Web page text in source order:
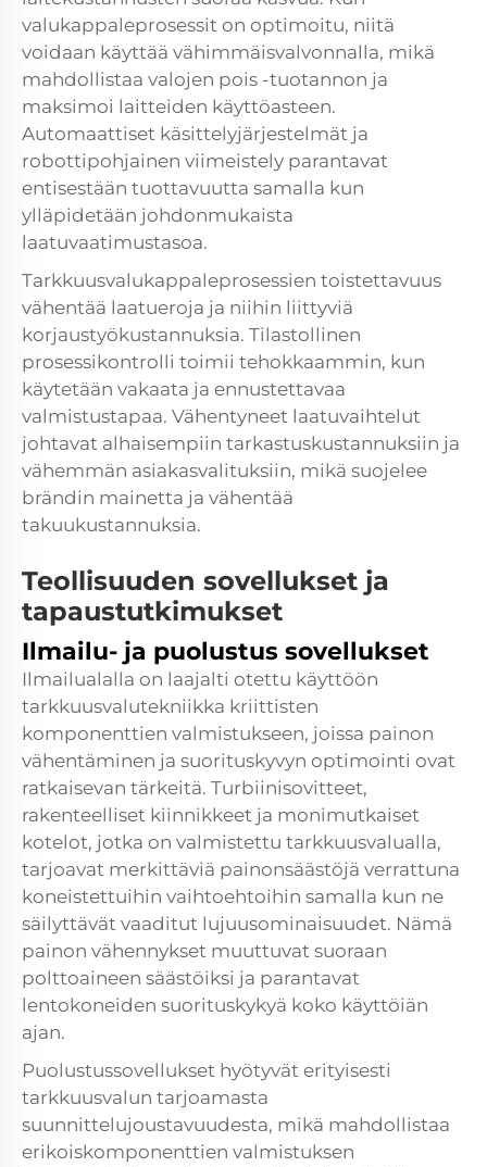
valukappaleprosessit on optimoitu, niitä
voidaan käyttää vähimmäisvalvonnalla, mikä
mahdollistaa valojen pois -tuotannon ja
maksimoi laitteiden käyttöasteen.
Automaattiset käsittelyjärjestelmät ja
robottipohjainen viimeistely parantavat
entisestään tuottavuutta samalla kun
ylläpidetään johdonmukaista
laatuvaatimustasoa.
Tarkkuusvalukappaleprosessien toistettavuus
vähentää laatueroja ja niihin liittyviä
korjaustyökustannuksia. Tilastollinen
prosessikontrolli toimii tehokkaammin, kun
käytetään vakaata ja ennustettavaa
valmistustapaa. Vähentyneet laatuvaihtelut
johtavat alhaisempiin tarkastuskustannuksiin ja
vähemmän asiakasvalituksiin, mikä suojelee
brändin mainetta ja vähentää
takuukustannuksia.
Teollisuuden sovellukset ja
tapaustutkimukset
Ilmailu- ja puolustus sovellukset
Ilmailualalla on laajalti otettu käyttöön
tarkkuusvalutekniikka kriittisten
komponenttien valmistukseen, joissa painon
vähentäminen ja suorituskyvyn optimointi ovat
ratkaisevan tärkeitä. Turbiinisovitteet,
rakenteelliset kiinnikkeet ja monimutkaiset
kotelot, jotka on valmistettu tarkkuusvalualla,
tarjoavat merkittäviä painonsäästöjä verrattuna
koneistettuihin vaihtoehtoihin samalla kun ne
säilyttävät vaaditut lujuusominaisuudet. Nämä
painon vähennykset muuttuvat suoraan
polttoaineen säästöiksi ja parantavat
lentokoneiden suorituskykyä koko käyttöiän
ajan.
Puolustussovellukset hyötyvät erityisesti
tarkkuusvalun tarjoamasta
suunnittelujoustavuudesta, mikä mahdollistaa
erikoiskomponenttien valmistuksen